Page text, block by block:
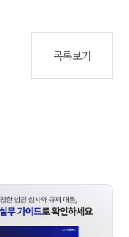
목록보기